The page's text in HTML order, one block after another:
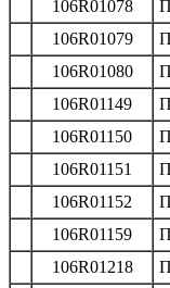
106R01078
106R01079
106R01080
106R01149
106R01150
106R01151
106R01152
106R01159
106R01218